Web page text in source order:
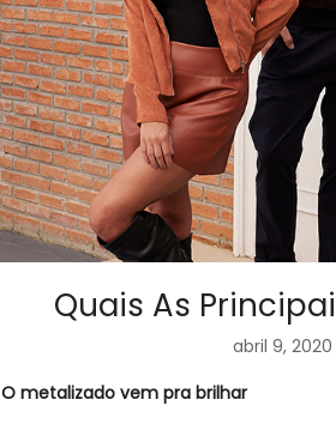
Quais As
abril 9, 2020
O metalizado vem pra brilhar